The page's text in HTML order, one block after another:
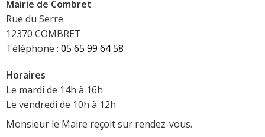
Mairie de Combret
Rue du Serre
12370 COMBRET
Téléphone : 05 65 99 64 58
Horaires
Le mardi de 14h à 16h
Le vendredi de 10h à 12h
Monsieur le Maire reçoit sur rendez-vous.